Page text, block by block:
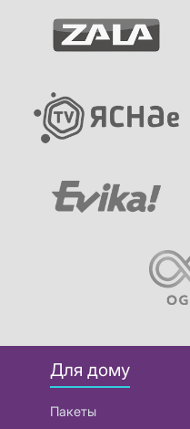
Для дому
Пакеты